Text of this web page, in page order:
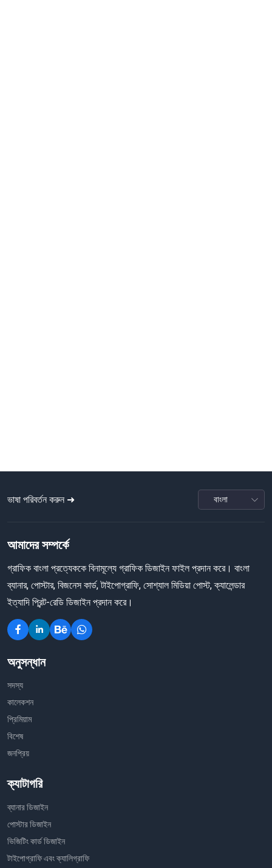
ভাষা পরিবর্তন করুন ➜
আমাদের সম্পর্কে
গ্রাফিক বাংলা প্রত্যেককে বিনামূল্যে গ্রাফিক ডিজাইন ফাইল প্রদান করে। বাংলা
ব্যানার, পোস্টার, বিজনেস কার্ড, টাইপোগ্রাফি, সোশ্যাল মিডিয়া পোস্ট, ক্যালেন্ডার
ইত্যাদি প্রিন্ট-রেডি ডিজাইন প্রদান করে।
অনুসন্ধান
সদস্য
কালেকশন
প্রিমিয়াম
বিশেষ
জনপ্রিয়
ক্যাটাগরি
ব্যানার ডিজাইন
পোস্টার ডিজাইন
ভিজিটিং কার্ড ডিজাইন
টাইপোগ্রাফি এবং ক্যালিগ্রাফি